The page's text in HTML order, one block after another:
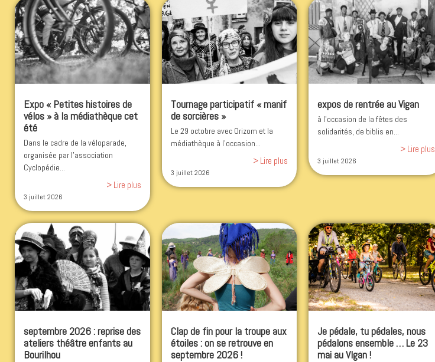
Expo « Petites histoires de
vélos » à la médiathèque cet
été
Dans le cadre de la véloparade,
organisée par l'association
Cyclopédie...
> Lire plus
3 juillet 2026
Tournage participatif « manif
de sorcières »
Le 29 octobre avec Orizom et la
médiathèque à l'occasion...
> Lire plus
3 juillet 2026
expos de rentrée au Vigan
à l'occasion de la fêtes des
solidarités, de biblis en...
> Lire plus
3 juillet 2026
septembre 2026 : reprise des
ateliers théâtre enfants au
Bourilhou
Clap de fin pour la troupe aux
étoiles : on se retrouve en
septembre 2026 !
Je pédale, tu pédales, nous
pédalons ensemble … Le 23
mai au VIgan !